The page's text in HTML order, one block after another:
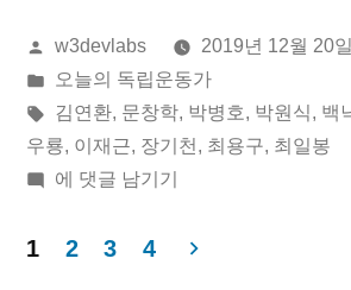
월
20
일
오
늘
올
린
이:
w3devlabs
2019년 12월 20일
게
시
됨:
오늘의 독립운동가
태
그:
김연환, 문창학, 박병호, 박원식, 백
우룡, 이재근, 장기천 , 최용구, 최일봉
2019
12
에 댓글 남기기
1 2 3 4